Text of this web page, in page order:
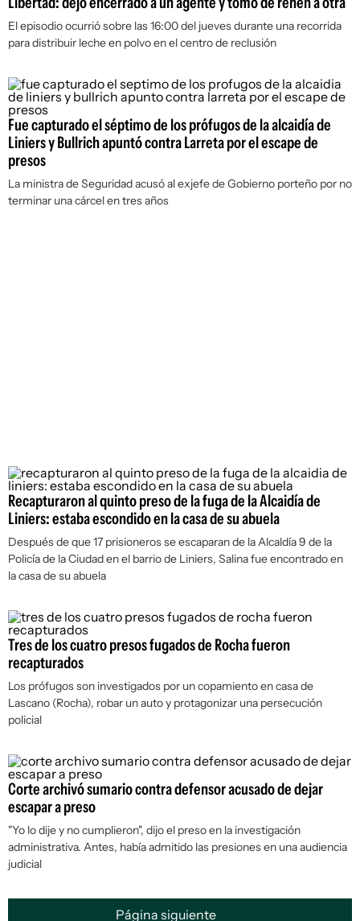
El episodio ocurrió sobre las 16:00 del jueves durante una recorrida
para distribuir leche en polvo en el centro de reclusión
Fue capturado el séptimo de los prófugos de la alcaidía de
Liniers y Bullrich apuntó contra Larreta por el escape de
presos
La ministra de Seguridad acusó al exjefe de Gobierno porteño por no
terminar una cárcel en tres años
Recapturaron al quinto preso de la fuga de la Alcaidía de
Liniers: estaba escondido en la casa de su abuela
Después de que 17 prisioneros se escaparan de la Alcaldía 9 de la
Policía de la Ciudad en el barrio de Liniers, Salina fue encontrado en
la casa de su abuela
Tres de los cuatro presos fugados de Rocha fueron
recapturados
Los prófugos son investigados por un copamiento en casa de
Lascano (Rocha), robar un auto y protagonizar una persecución
policial
Corte archivó sumario contra defensor acusado de dejar
escapar a preso
"Yo lo dije y no cumplieron", dijo el preso en la investigación
administrativa. Antes, había admitido las presiones en una audiencia
judicial
Página siguiente